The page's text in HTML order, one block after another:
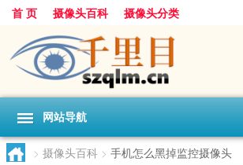
首 页 摄像头百科 摄像头分类
网站导航
> 摄像头百科 > 手机怎么黑掉监控摄像头